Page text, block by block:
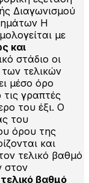
Διαγωνισμού
Η
με
και
στάδιο οι
τελικών
μέσο όρο
γραπτές
του έξι. Ο
του
όρου της
και
τελικό βαθμό
στον
τελικό βαθμό